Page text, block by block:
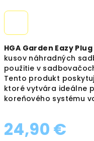
HGA Garden Eazy Plug
kusov náhradných
použitie v
Tento produkt
ktoré vytvára ideálne
koreňového systému
24,90 €